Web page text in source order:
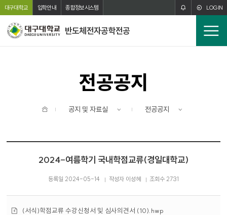
본문 바로가기
주메뉴 바로가기
대구대학교 입학안내 종합정보시스템 LOGIN
반도체전자공학전공
전
체
전공공지
공지 및 자료실 전공공지
2024-여름학기 국내학점교류(경일대학교)
등록일 2024-05-14 작성자 이성혜 조회수 2731
첨
(서식)학점교류 수강신청서 및 심사의견서 (10).hwp